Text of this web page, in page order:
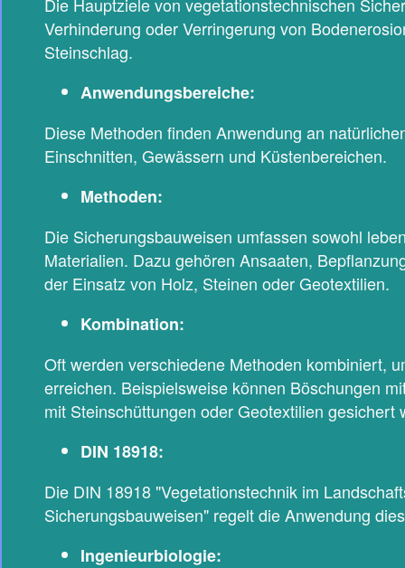
Verhinderung oder Verringerung von
Steinschlag.
Anwendungsbereiche:
Diese Methoden finden Anwendung an
Einschnitten, Gewässern und Küstenbereichen.
Methoden:
Die Sicherungsbauweisen umfassen sowohl
Materialien. Dazu gehören Ansaaten,
der Einsatz von Holz, Steinen oder Geotextilien.
Kombination:
Oft werden verschiedene Methoden kombiniert,
erreichen. Beispielsweise können Böschungen
mit Steinschüttungen oder Geotextilien gesichert
DIN 18918:
Die DIN 18918 "Vegetationstechnik im
Sicherungsbauweisen" regelt die Anwendung
Ingenieurbiologie: